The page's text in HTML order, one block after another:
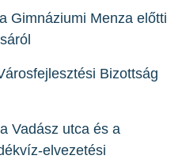
Gimnáziumi Menza előtti
Bizottság
Vadász utca és a
elvezetési